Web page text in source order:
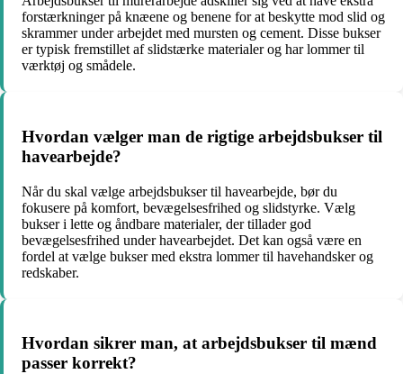
forstærkninger på knæene og benene for at beskytte mod slid og
skrammer under arbejdet med mursten og cement. Disse bukser
er typisk fremstillet af slidstærke materialer og har lommer til
værktøj og smådele.
Hvordan vælger man de rigtige arbejdsbukser til
havearbejde?
Når du skal vælge arbejdsbukser til havearbejde, bør du
fokusere på komfort, bevægelsesfrihed og slidstyrke. Vælg
bukser i lette og åndbare materialer, der tillader god
bevægelsesfrihed under havearbejdet. Det kan også være en
fordel at vælge bukser med ekstra lommer til havehandsker og
redskaber.
Hvordan sikrer man, at arbejdsbukser til mænd
passer korrekt?